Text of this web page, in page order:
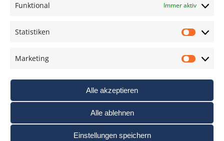
Funktional Immer aktiv
Statistiken
Marketing
Alle akzeptieren
Alle ablehnen
Einstellungen speichern